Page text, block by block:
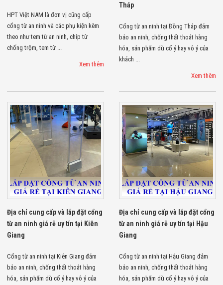
Máy
Dự Án Kho
Xưởng -
Logistics
Tin Công Nghệ
Tin Tuyển Dụng
Liên Hệ
HPT Việt NAM là đơn vị cũng cấp
cổng từ an ninh và các phụ kiện kèm
theo như tem từ an ninh, chíp từ
chống trộm, tem từ ...
Xem thêm
Tháp
Cổng từ an ninh tại Đồng Tháp đảm
bảo an ninh, chống thất thoát hàng
hóa, sản phẩm dù cố ý hay vô ý của
khách ...
Xem thêm
Địa chỉ cung cấp và lắp đặt cổng
từ an ninh giá rẻ uy tín tại Kiên
Giang
Cổng từ an ninh tại Kiên Giang đảm
bảo an ninh, chống thất thoát hàng
hóa, sản phẩm dù cố ý hay vô ý của
Địa chỉ cung cấp và lắp đặt cổng
từ an ninh giá rẻ uy tín tại Hậu
Giang
Cổng từ an ninh tại Hậu Giang đảm
bảo an ninh, chống thất thoát hàng
hóa, sản phẩm dù cố ý hay vô ý của